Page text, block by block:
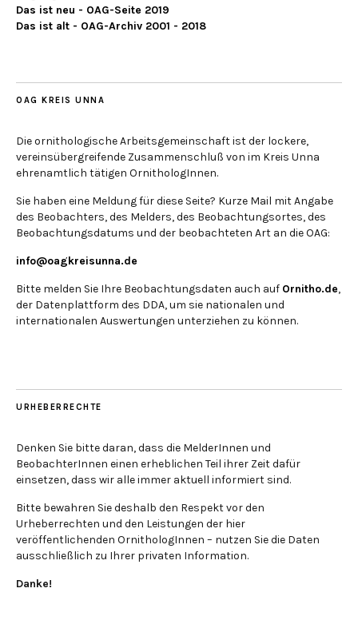
Das ist neu - OAG-Seite 2019
Das ist alt - OAG-Archiv 2001 - 2018
OAG KREIS UNNA
Die ornithologische Arbeitsgemeinschaft ist der lockere,
vereinsübergreifende Zusammenschluß von im Kreis Unna
ehrenamtlich tätigen OrnithologInnen.
Sie haben eine Meldung für diese Seite? Kurze Mail mit Angabe
des Beobachters, des Melders, des Beobachtungsortes, des
Beobachtungsdatums und der beobachteten Art an die OAG:
info@oagkreisunna.de
Bitte melden Sie Ihre Beobachtungsdaten auch auf Ornitho.de,
der Datenplattform des DDA, um sie nationalen und
internationalen Auswertungen unterziehen zu können.
URHEBERRECHTE
Denken Sie bitte daran, dass die MelderInnen und
BeobachterInnen einen erheblichen Teil ihrer Zeit dafür
einsetzen, dass wir alle immer aktuell informiert sind.
Bitte bewahren Sie deshalb den Respekt vor den
Urheberrechten und den Leistungen der hier
veröffentlichenden OrnithologInnen – nutzen Sie die Daten
ausschließlich zu Ihrer privaten Information.
Danke!